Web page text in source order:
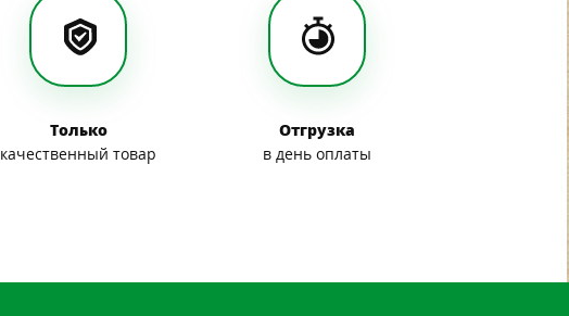
Только
качественный товар
Отгрузка
в день оплаты